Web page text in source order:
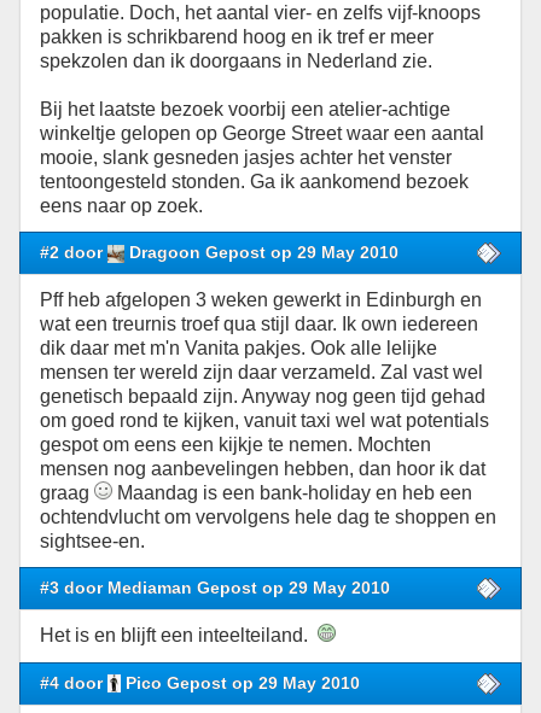
populatie. Doch, het aantal vier- en zelfs vijf-knoops
pakken is schrikbarend hoog en ik tref er meer
spekzolen dan ik doorgaans in Nederland zie.
Bij het laatste bezoek voorbij een atelier-achtige
winkeltje gelopen op George Street waar een aantal
mooie, slank gesneden jasjes achter het venster
tentoongesteld stonden. Ga ik aankomend bezoek
eens naar op zoek.
#2 door Dragoon Gepost op 29 May 2010
Pff heb afgelopen 3 weken gewerkt in Edinburgh en
wat een treurnis troef qua stijl daar. Ik own iedereen
dik daar met m'n Vanita pakjes. Ook alle lelijke
mensen ter wereld zijn daar verzameld. Zal vast wel
genetisch bepaald zijn. Anyway nog geen tijd gehad
om goed rond te kijken, vanuit taxi wel wat potentials
gespot om eens een kijkje te nemen. Mochten
mensen nog aanbevelingen hebben, dan hoor ik dat
graag
Maandag is een bank-holiday en heb een
ochtendvlucht om vervolgens hele dag te shoppen en
sightsee-en.
#3 door Mediaman Gepost op 29 May 2010
Het is en blijft een inteelteiland.
#4 door Pico Gepost op 29 May 2010